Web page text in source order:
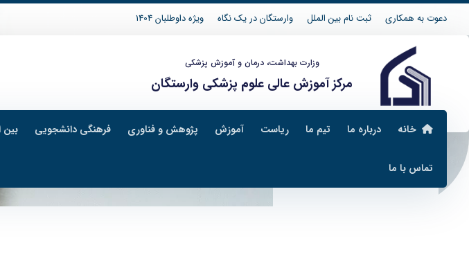
دعوت به همکاری ثبت نام بین الملل وارستگان در یک نگاه ویژه داوطلبان 1404
وزارت بهداشت، درمان و آموزش پزشکی
مرکز آموزش عالی علوم پزشکی وارستگان
خانه درباره ما تیم ما ریاست آموزش پژوهش و فناوری فرهنگی دانشجویی بین
تماس با ما